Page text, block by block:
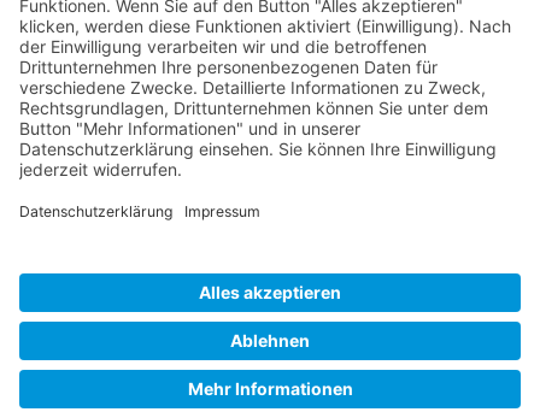
Service
Media
© 2026 - Camaro Erich Roiser GmbH
AGB Impressum